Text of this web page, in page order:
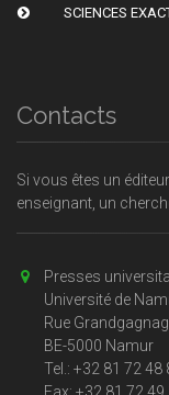
SCIENCES
Contacts
Si vous êtes un
enseignant, un
Presses
Université de
Rue
BE-5000 Namur
Tel.: +32 81 72 48